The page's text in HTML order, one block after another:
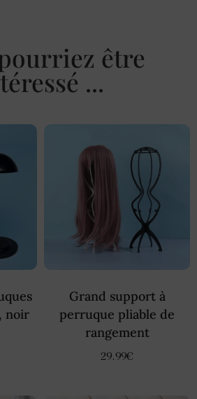
être
...
noir
Grand support à
perruque pliable de
rangement
29.99€